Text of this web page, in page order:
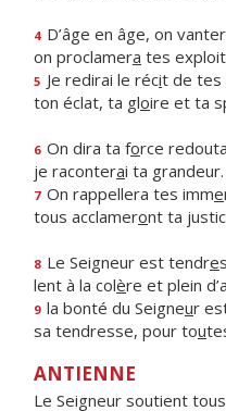
4 D’âge en âge, on vanter
on proclamera tes
5 Je redirai le récit de tes
ton éclat, ta gloire et ta
6 On dira ta force
je raconterai ta grandeur.
7 On rappellera tes imme
tous acclameront ta
8 Le Seigneur est tendre
lent à la colère et plein
9 la bonté du Seigneur
sa tendresse, pour tou
ANTIENNE
Le Seigneur soutient